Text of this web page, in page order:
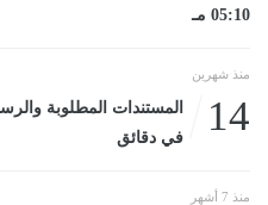
05:10 مـ
منذ شهرين
14
المستندات المطلوبة
في دقائق
منذ 7 أشهر